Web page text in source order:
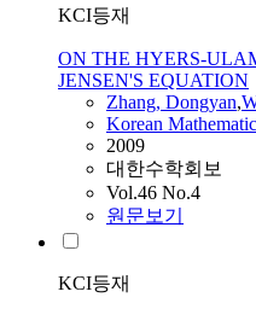
KCI등재
ON THE HYERS-
JENSEN'S EQUATION
Zhang, Dongyan,
Korean
2009
대한수학회보
Vol.46 No.4
원문보기
KCI등재